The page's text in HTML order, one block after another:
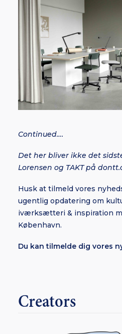
Continued….
Det her bliver ikke det
Lorensen og TAKT på
Husk at tilmeld vores
ugentlig opdatering om
iværksætteri & inspiration
København.
Du kan tilmelde dig vores
Creators